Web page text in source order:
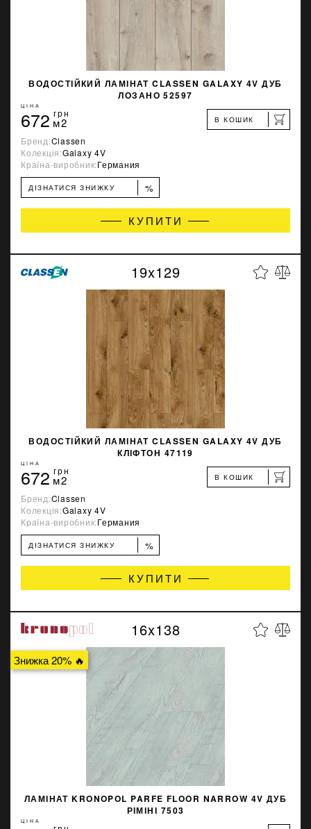
ВОДОСТІЙКИЙ ЛАМІНАТ CLASSEN GALAXY 4V ДУБ
ЛОЗАНО 52597
ЦІНА
672 грн
м2 В КОШИК
Бренд:Classen
Колекція:Galaxy 4V
Країна-виробник:Германия
ДІЗНАТИСЯ ЗНИЖКУ %
КУПИТИ
19x129
ВОДОСТІЙКИЙ ЛАМІНАТ CLASSEN GALAXY 4V ДУБ
КЛІФТОН 47119
ЦІНА
672 грн
м2 В КОШИК
Бренд:Classen
Колекція:Galaxy 4V
Країна-виробник:Германия
ДІЗНАТИСЯ ЗНИЖКУ %
КУПИТИ
Знижка 20% 🔥
16x138
ЛАМІНАТ KRONOPOL PARFE FLOOR NARROW 4V ДУБ
РІМІНІ 7503
ЦІНА